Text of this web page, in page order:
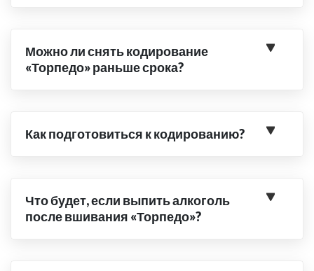
Можно ли снять кодирование
«Торпедо» раньше срока?
Как подготовиться к кодированию?
Что будет, если выпить алкоголь
после вшивания «Торпедо»?